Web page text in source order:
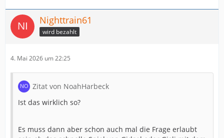
Nighttrain61
wird bezahlt
4. Mai 2026 um 22:25
Zitat von NoahHarbeck
Ist das wirklich so?
Es muss dann aber schon auch mal die Frage erlaubt